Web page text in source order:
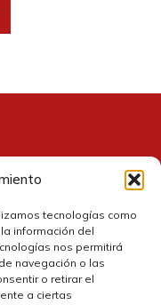
tecnologías como
información del
nos permitirá
navegación o las
o retirar el
a ciertas